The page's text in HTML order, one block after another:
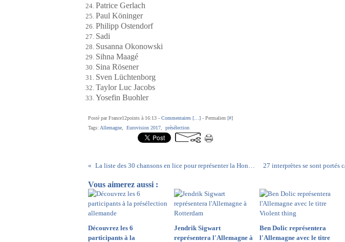
Patrice Gerlach
Paul Köninger
Philipp Ostendorf
Sadi
Susanna Okonowski
Sihna Maagé
Sina Rösener
Sven Lüchtenborg
Taylor Luc Jacobs
Yosefin Buohler
Posté par France12points à 16:13 - Commentaires [ ] - Permalien [#]
Tags: Allemagne Eurovision 2017 présélection
La liste des 30 chansons en lice pour représenter la Hongrie enfin dévoilées
Vous aimerez aussi :
Découvrez les 6
participants à la
Jendrik Sigwart
représentera l'Allemagne à
Ben Dolic représentera
l'Allemagne avec le titre